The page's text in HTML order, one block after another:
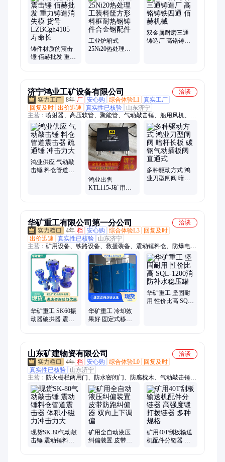
原罐、耐热钢、导向板、耐磨管、下料管、耐磨钢、泡沫模、挡
砖圈、斜口管、炉底板、压铸件、灰铸铁
铸件材质的震击
锤 佰赫批发 重力
工业炉箱式
25Ni20热处理工
双金属耐磨三通
铸造厂 高铬铸铁
济宁鸿业工矿设备有限公司
洽谈
8年 厂 安心购 综合体验L1 真实工厂
回复及时 出价迅速 真实性已核验
山东济宁
主营： 喷射器、高压软管、聚能管、气动敲击锤、船用风机、速
凝剂、气浮搬运车、螺旋千斤顶、手拉葫芦、牵引绞索、道口栏
木机、矿用风门、树篦子、临时支护、叉车吊、皮带硫化机、链
轮组件、矿用密闭门、电动卷扬机、翻车机、拆缸机、洗靴机、
电动搬运坦克车、矿车轮对、搬运气垫、裤管风机
鸿业供应 气动敲
击锤 料仓管道震
鸿业出售
KTL115-J矿用本
多种驱动方式 鸿
业刀型闸阀 暗杆
华矿重工有限公司第一分公司
洽谈
4年 档 安心购 综合体验L3
回复及时
出价迅速
真实性已核验
山东济宁
主营： 矿用设备、铁路设备、救援装备、震动锤料仓、防爆电
器、路面机械、工程机械
华矿重工 SK60振
动器破拱器 震动
华矿重工 冷却效
果好 固定式移动
华矿重工 坚固耐
用 性价比高 SQL-
山东矿建物资有限公司
洽谈
4年 档 安心购 综合体验L0
回复及时
真实性已核验
山东济宁
主营： 防火栅栏两用门、防水密闭门、防腐枕木、气动敲击锤、
调度绞车、排型钢梁、钢筋网片、螺纹钢锚杆、避难硐室密闭
门、油侵枕木、轨道配件、道岔、尖轨、水泥轨枕、压轨器、双
速绞车、钻头钻杆、钻机、矿车
现货SK-80气动敲
击锤 震动锤料仓
矿用全自动液压
纠偏装置 皮带防
矿用40T刮板输送
机配件分链器 高